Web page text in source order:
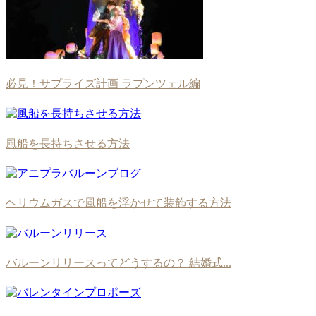
必見！サプライズ計画 ラプンツェル編
風船を長持ちさせる方法
ヘリウムガスで風船を浮かせて装飾する方法
バルーンリリースってどうするの？ 結婚式...